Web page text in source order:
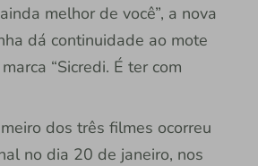
melhor de você”, a nova
dá continuidade ao mote
“Sicredi. É ter com
dos três filmes ocorreu
no dia 20 de janeiro, nos